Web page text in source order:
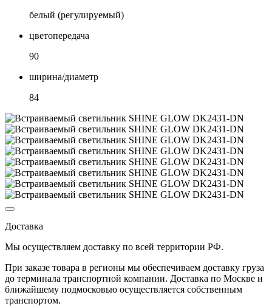
белый (регулируемый)
цветопередача
90
ширина/диаметр
84
Доставка
Мы осуществляем доставку по всей территории РФ.
При заказе товара в регионы мы обеспечиваем доставку груза
до терминала транспортной компании. Доставка по Москве и
ближайшему подмосковью осуществляется собственным
транспортом.